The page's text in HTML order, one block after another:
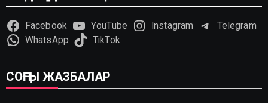
Facebook YouTube Instagram
Telegram
WhatsApp
TikTok
СОҢҒЫ ЖАЗБАЛАР